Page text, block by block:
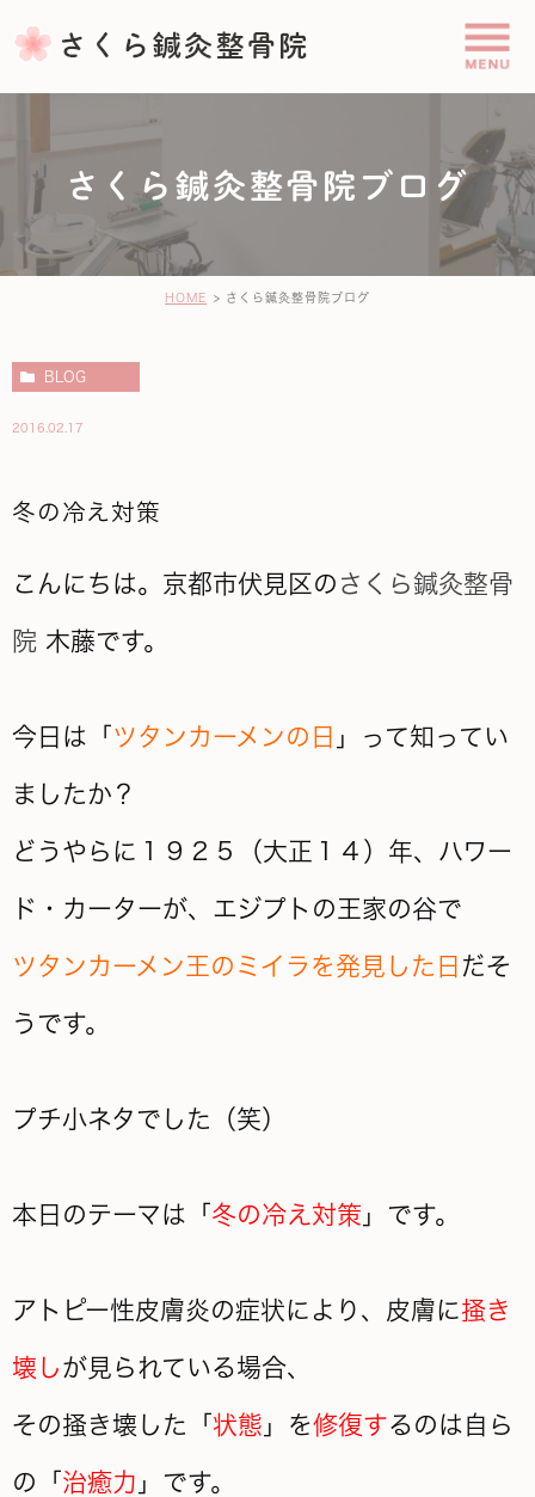
さくら鍼灸整骨院ブログ
HOME さくら鍼灸整骨院ブログ
BLOG
2016.02.17
冬の冷え対策
こんにちは。京都市伏見区の さくら鍼灸整骨
院 木藤です。
今日は「 ツタンカーメンの日 」って知ってい
ましたか？
どうやらに１９２５（大正１４）年、ハワー
ド・カーターが、エジプトの王家の谷で
ツタンカーメン王のミイラを発見した日 だそ
うです。
プチ小ネタでした（笑）
本日のテーマは「 冬の冷え対策 」です。
アトピー性皮膚炎の症状により、皮膚に掻き
壊しが見られている場合、
その掻き壊した「 状態 」を修復するのは自ら
の「 治癒力 」です。